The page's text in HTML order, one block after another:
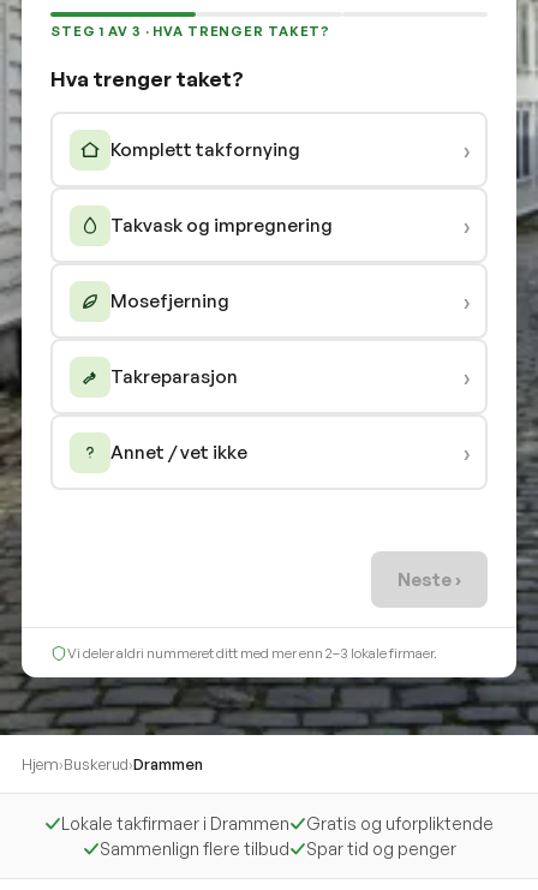
STEG 1 AV 3 · HVA TRENGER TAKET?
Hva trenger taket?
Komplett takfornying ›
Takvask og impregnering ›
Mosefjerning ›
Takreparasjon ›
Annet / vet ikke ›
Neste ›
Vi deler aldri nummeret ditt med mer enn 2–3 lokale firmaer.
Hjem›Buskerud›Drammen
Lokale takfirmaer i Drammen
Gratis og uforpliktende
Sammenlign flere tilbud
Spar tid og penger